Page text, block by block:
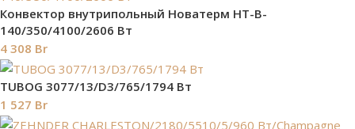
Конвектор внутрипольный Новатерм HT-B-
140/350/4100/2606 Вт
4 308 Br
TUBOG 3077/13/D3/765/1794 Вт
1 527 Br